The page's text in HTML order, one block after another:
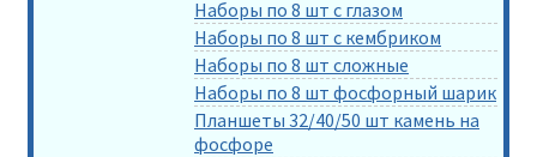
Наборы по 8 шт с глазом
Наборы по 8 шт с кембриком
Наборы по 8 шт сложные
Наборы по 8 шт фосфорный шарик
Планшеты 32/40/50 шт камень на
фосфоре